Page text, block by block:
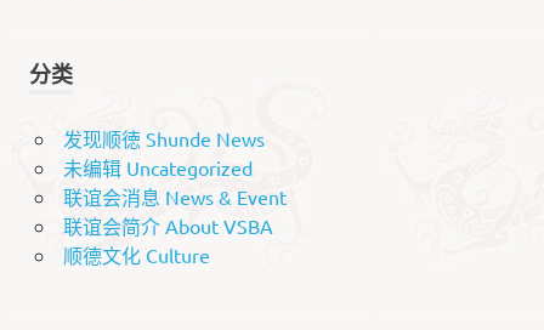
分类
发现顺徳 Shunde News
未编辑 Uncategorized
联谊会消息 News & Event
联谊会简介 About VSBA
顺德文化 Culture